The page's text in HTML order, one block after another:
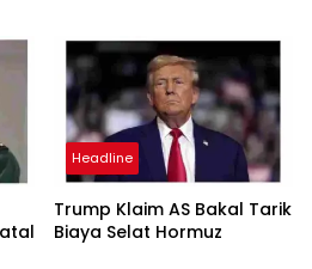
Headline
Trump Klaim AS Bakal Tarik
Biaya Selat Hormuz